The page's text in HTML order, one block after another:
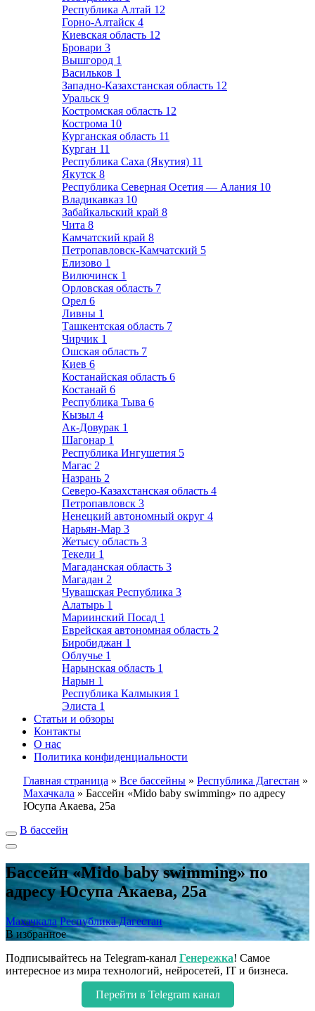
Республика Алтай 12
Горно-Алтайск 4
Киевская область 12
Бровари 3
Вышгород 1
Васильков 1
Западно-Казахстанская область 12
Уральск 9
Костромская область 12
Кострома 10
Курганская область 11
Курган 11
Республика Саха (Якутия) 11
Якутск 8
Республика Северная Осетия — Алания 10
Владикавказ 10
Забайкальский край 8
Чита 8
Камчатский край 8
Петропавловск-Камчатский 5
Елизово 1
Вилючинск 1
Орловская область 7
Орел 6
Ливны 1
Ташкентская область 7
Чирчик 1
Ошская область 7
Киев 6
Костанайская область 6
Костанай 6
Республика Тыва 6
Кызыл 4
Ак-Довурак 1
Шагонар 1
Республика Ингушетия 5
Магас 2
Назрань 2
Северо-Казахстанская область 4
Петропавловск 3
Ненецкий автономный округ 4
Нарьян-Мар 3
Жетысу область 3
Текели 1
Магаданская область 3
Магадан 2
Чувашская Республика 3
Алатырь 1
Мариинский Посад 1
Еврейская автономная область 2
Биробиджан 1
Облучье 1
Нарынская область 1
Нарын 1
Республика Калмыкия 1
Элиста 1
Статьи и обзоры
Контакты
О нас
Политика конфиденциальности
Главная страница » Все бассейны » Республика Дагестан »
Махачкала » Бассейн «Mido baby swimming» по адресу
Юсупа Акаева, 25а
В бассейн
Бассейн «Mido baby swimming» по
адресу Юсупа Акаева, 25а
Махачкала Республика Дагестан
В избранное
Подписывайтесь на Telegram-канал Генережка! Самое
интересное из мира технологий, нейросетей, IT и бизнеса.
Перейти в Telegram канал